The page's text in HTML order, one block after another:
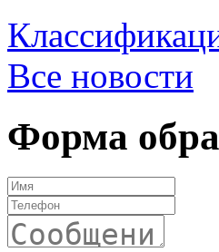
Все новости
Форма